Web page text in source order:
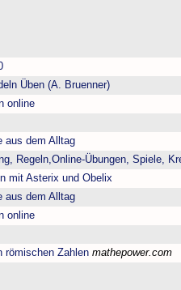
Üben (A. Bruenner)
online
aus dem Alltag
Regeln,Online-Übungen, Spiele,
mit Asterix und Obelix
aus dem Alltag
online
römischen Zahlen mathepower.com